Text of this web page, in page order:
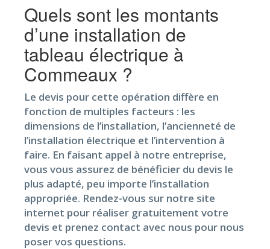
Quels sont les montants
d’une installation de
tableau électrique à
Commeaux ?
Le devis pour cette opération diffère en
fonction de multiples facteurs : les
dimensions de l’installation, l’ancienneté de
l’installation électrique et l’intervention à
faire. En faisant appel à notre entreprise,
vous vous assurez de bénéficier du devis le
plus adapté, peu importe l’installation
appropriée. Rendez-vous sur notre site
internet pour réaliser gratuitement votre
devis et prenez contact avec nous pour nous
poser vos questions.